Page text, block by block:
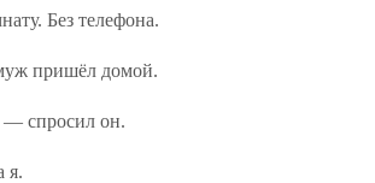
Без телефона.
пришёл домой.
— спросил он.
я.